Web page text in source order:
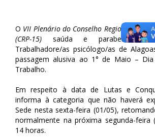
O VII Plenário do Conselho Regional de
(CRP-15) saúda e parabeniza a
Trabalhadore/as psicólogo/as de
passagem alusiva ao 1° de Maio –
Trabalho.
Em respeito à data de Lutas e
informa à categoria que não haverá
Sede nesta sexta-feira (01/05),
normalmente na próxima segunda-feira
14 horas.